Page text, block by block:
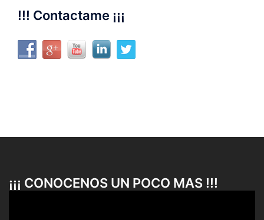
!!! Contactame ¡¡¡
¡¡¡ CONOCENOS UN POCO MAS !!!